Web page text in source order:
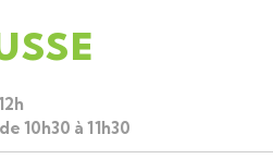
10h30 à 11h30